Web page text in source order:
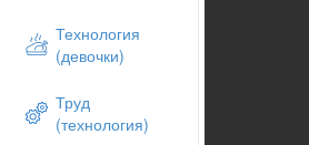
Технология
(девочки)
Труд
(технология)